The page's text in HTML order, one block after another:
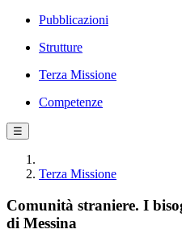
Pubblicazioni
Strutture
Terza Missione
Competenze
☰
Terza Missione
Comunità straniere. I
di Messina